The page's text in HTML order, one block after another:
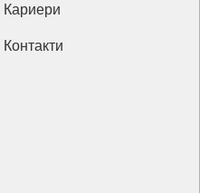
Кариери
Контакти